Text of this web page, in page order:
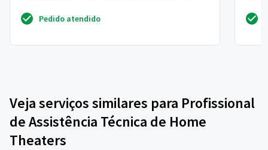
Pedido atendido
Veja serviços similares para Profissional
de Assistência Técnica de Home
Theaters